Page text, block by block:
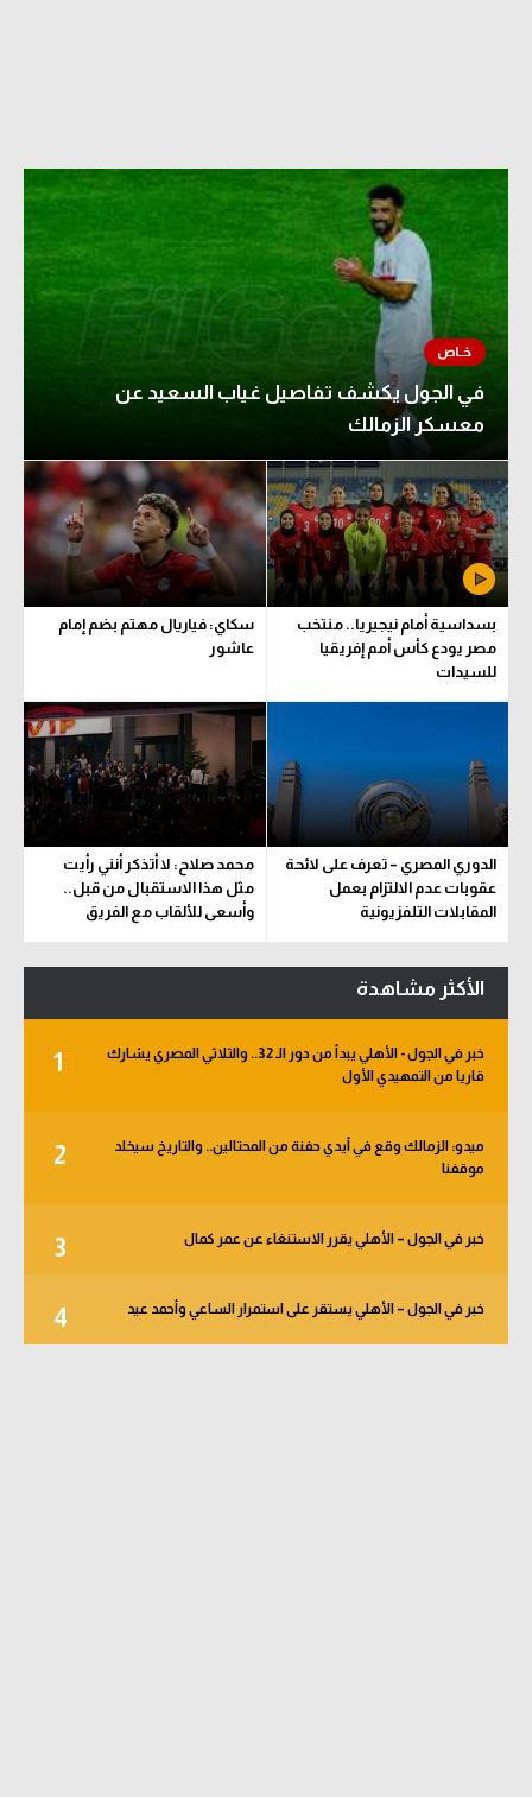
في الجول يكشف تفاصيل غياب السعيد عن
معسكر الزمالك
بسداسية أمام نيجيريا.. منتخب
مصر يودع كأس أمم إفريقيا
للسيدات
سكاي: فياريال مهتم بضم إمام
عاشور
الدوري المصري – تعرف على لائحة
عقوبات عدم الالتزام بعمل
المقابلات التلفزيونية
محمد صلاح: لا أتذكر أنني رأيت
مثل هذا الاستقبال من قبل..
وأسعى للألقاب مع الفريق
الأكثر مشاهدة
1
خبر في الجول - الأهلي يبدأ من دور الـ 32.. والثلاثي المصري يشارك
قاريا من التمهيدي الأول
2
ميدو: الزمالك وقع في أيدي حفنة من المحتالين.. والتاريخ سيخلد
موقفنا
3 خبر في الجول – الأهلي يقرر الاستنغاء عن عمر كمال
4 خبر في الجول – الأهلي يستقر على استمرار الساعي وأحمد عيد